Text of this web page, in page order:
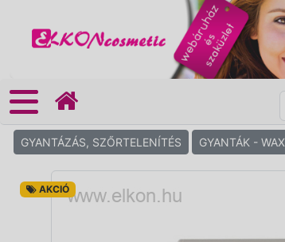
GYANTÁZÁS, SZŐRTELENÍTÉS GYANTÁK - WAX
AKCIÓ